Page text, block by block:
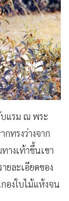
แรม ณ พระ
ทรงว่างจาก
างเท้าขึ้นเขา
ยละเอียดของ
องใบไม้แห้งจน